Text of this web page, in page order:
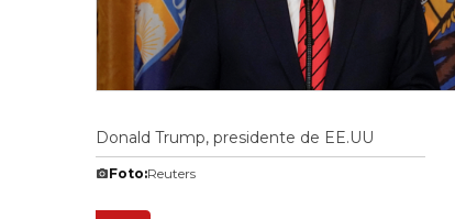
Donald Trump, presidente de EE.UU
Foto:Reuters